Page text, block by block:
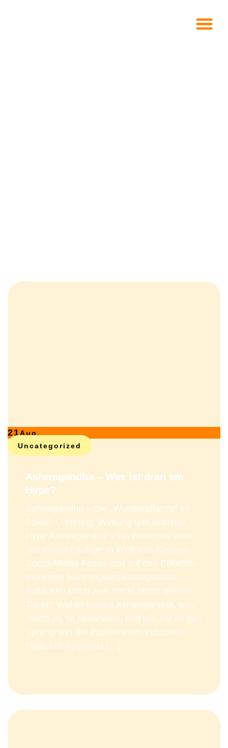
21Aug.
Uncategorized
Ashwagandha – Was ist dran am
Hype?
Ashwagandha – Die „Wunderpflanze“ im
Fokus: Ursprung, Wirkung und aktueller
Hype Ashwagandha – ein indisches Wort,
das immer häufiger in Wellness-Kreisen,
Social-Media-Feeds und auf den Etiketten
moderner Nahrungsergänzungsmittel
auftaucht. Doch was steckt hinter diesem
Trend? Woher kommt Ashwagandha, was
macht es so besonders, und wie hat es den
Sprung von der traditionellen indischen
Heilkunst Ayurveda […]